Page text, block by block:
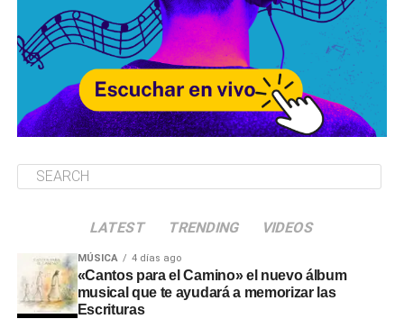
LATEST TRENDING VIDEOS
MÚSICA 4 días ago
«Cantos para el Camino» el nuevo álbum
musical que te ayudará a memorizar las
Escrituras